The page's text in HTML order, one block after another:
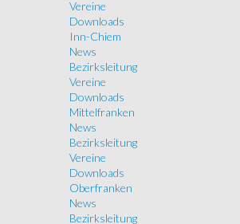
Vereine
Downloads
Inn-Chiem
News
Bezirksleitung
Vereine
Downloads
Mittelfranken
News
Bezirksleitung
Vereine
Downloads
Oberfranken
News
Bezirksleitung